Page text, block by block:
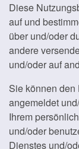
Diese
auf und
über und/oder
andere
und/oder auf
Sie können den
angemeldet
Ihrem
und/oder
Dienstes und/